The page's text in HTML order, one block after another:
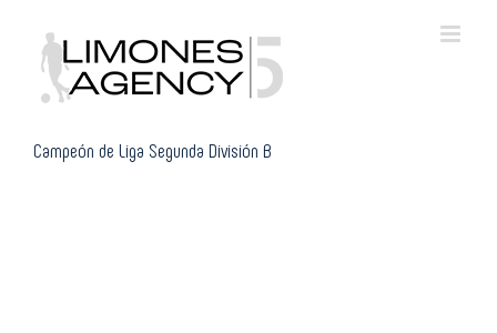
content
Campeón de Liga Segunda División B